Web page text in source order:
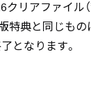
リアファイル（
特典と同じもの
となります。